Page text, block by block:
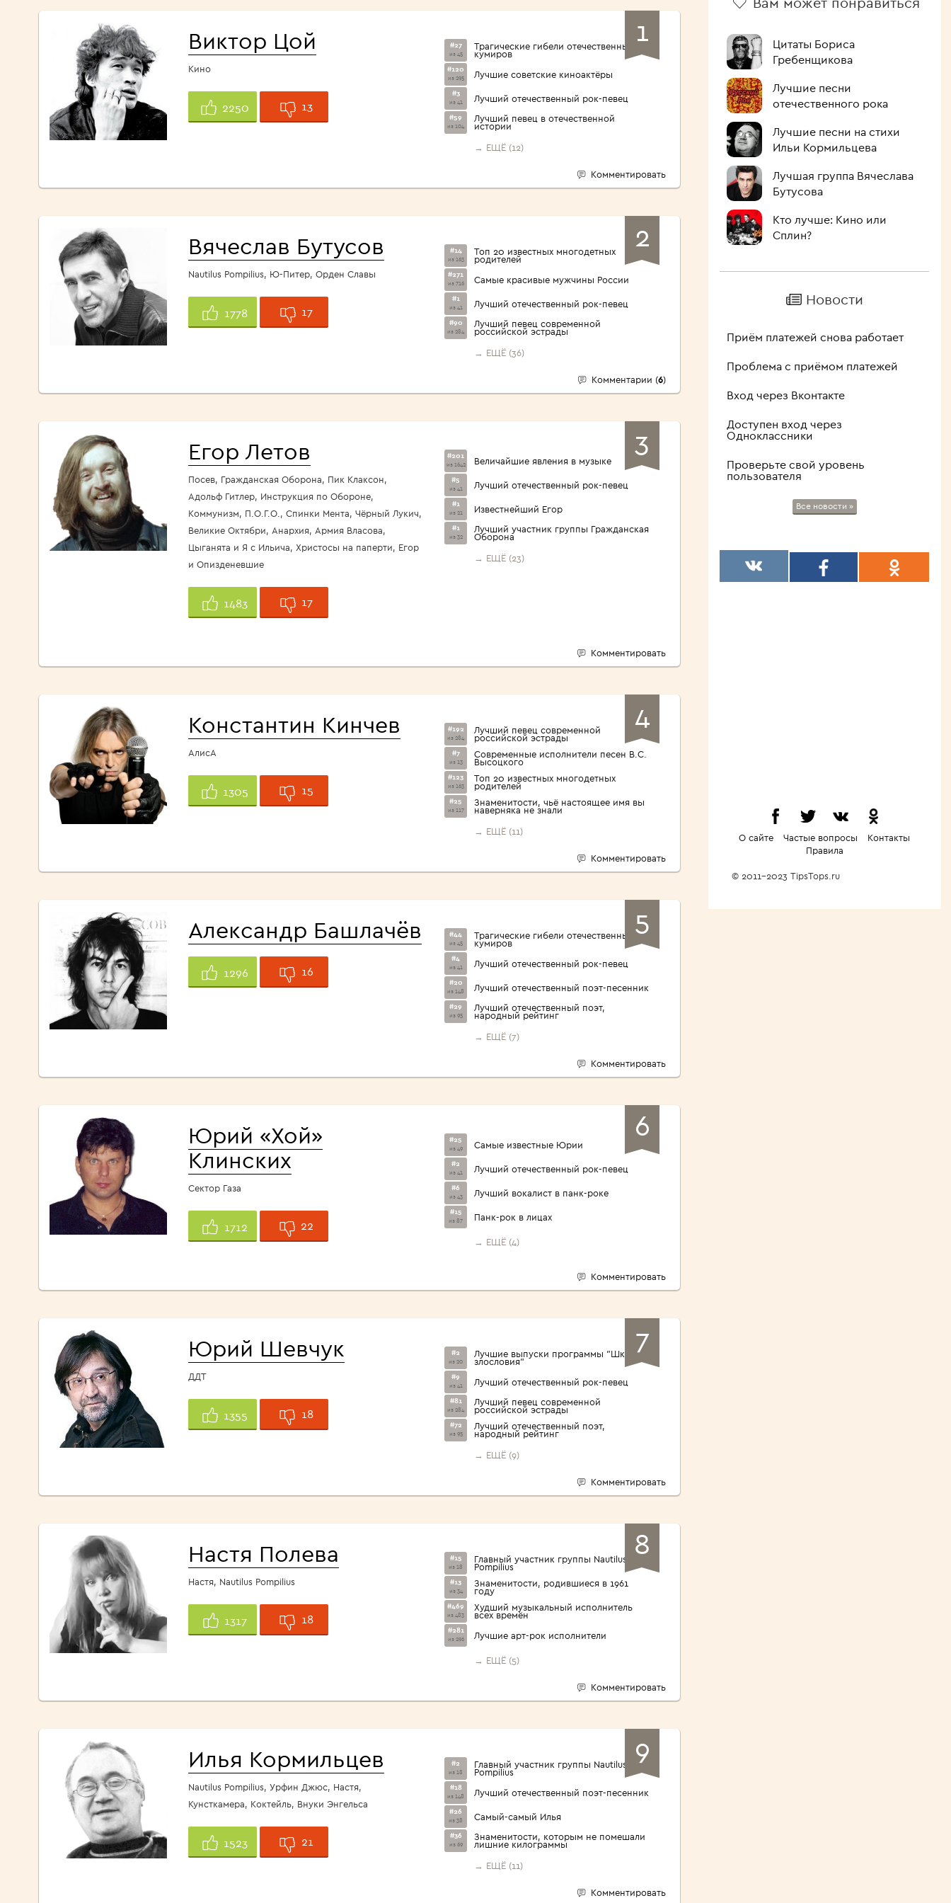
<1960>
1
Виктор Цой
Кино
2250 13
#27
из 45
Трагические гибели отечественных
кумиров
#120
из 295 Лучшие советские киноактёры
#3
из 41 Лучший отечественный рок-певец
#59
из 104
Лучший певец в отечественной
истории
→ ЕЩЁ (12)
Комментировать
2
Вячеслав Бутусов
Nautilus Pompilius, Ю-Питер, Орден Славы
1778 17
#14
из 163
Топ 20 известных многодетных
родителей
#271
из 716 Самые красивые мужчины России
#1
из 41 Лучший отечественный рок-певец
#90
из 284
Лучший певец современной
российской эстрады
→ ЕЩЁ (36)
Комментарии (6)
3
Егор Летов
Посев, Гражданская Оборона, Пик Клаксон,
Адольф Гитлер, Инструкция по Обороне,
Коммунизм, П.О.Г.О., Спинки Мента, Чёрный Лукич,
Великие Октябри, Анархия, Армия Власова,
Цыганята и Я с Ильича, Христосы на паперти, Егор
и Опизденевшие
1483 17
#201
из 1642 Величайшие явления в музыке
#5
из 41 Лучший отечественный рок-певец
#1
из 21 Известнейший Егор
#1
из 32
Лучший участник группы Гражданская
Оборона
→ ЕЩЁ (23)
Комментировать
4
Константин Кинчев
АлисА
1305 15
#192
из 284
Лучший певец современной
российской эстрады
#7
из 13
Современные исполнители песен В.С.
Высоцкого
#123
из 163
Топ 20 известных многодетных
родителей
#25
из 117
Знаменитости, чьё настоящее имя вы
наверняка не знали
→ ЕЩЁ (11)
Комментировать
5
Александр Башлачёв
1296 16
#44
из 45
Трагические гибели отечественных
кумиров
#4
из 41 Лучший отечественный рок-певец
#20
из 148 Лучший отечественный поэт-песенник
#29
из 95
Лучший отечественный поэт,
народный рейтинг
→ ЕЩЁ (7)
Комментировать
6
Юрий «Хой»
Клинских
Сектор Газа
1712 22
#25
из 49 Самые известные Юрии
#2
из 41 Лучший отечественный рок-певец
#6
из 43 Лучший вокалист в панк-роке
#15
из 87 Панк-рок в лицах
→ ЕЩЁ (4)
Комментировать
7
Юрий Шевчук
ДДТ
1355 18
#2
из 20
Лучшие выпуски программы "Школа
злословия"
#9
из 41 Лучший отечественный рок-певец
#81
из 284
Лучший певец современной
российской эстрады
#72
из 95
Лучший отечественный поэт,
народный рейтинг
→ ЕЩЁ (9)
Комментировать
8
Настя Полева
Настя, Nautilus Pompilius
1317 18
#15
из 18
Главный участник группы Nautilus
Pompilius
#13
из 34
Знаменитости, родившиеся в 1961
году
#469
из 483
Худший музыкальный исполнитель
всех времён
#281
из 296 Лучшие арт-рок исполнители
→ ЕЩЁ (5)
Комментировать
9
Илья Кормильцев
Nautilus Pompilius, Урфин Джюс, Настя,
Кунсткамера, Коктейль, Внуки Энгельса
1523 21
#2
из 18
Главный участник группы Nautilus
Pompilius
#18
из 148 Лучший отечественный поэт-песенник
#26
из 38 Самый-самый Илья
#36
из 69
Знаменитости, которым не помешали
лишние килограммы
→ ЕЩЁ (11)
Комментировать
Цитаты Бориса
Гребенщикова
Лучшие песни
отечественного рока
Лучшие песни на стихи
Ильи Кормильцева
Лучшая группа Вячеслава
Бутусова
Кто лучше: Кино или
Сплин?
Новости
Приём платежей снова работает
Проблема с приёмом платежей
Вход через Вконтакте
Доступен вход через
Одноклассники
Проверьте свой уровень
пользователя
Все новости »
О сайте Частые вопросы
Контакты
Правила
© 2011-2023 TipsTops.ru